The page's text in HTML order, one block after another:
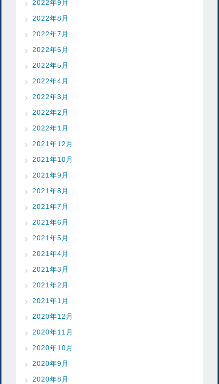
2022年9月
2022年8月
2022年7月
2022年6月
2022年5月
2022年4月
2022年3月
2022年2月
2022年1月
2021年12月
2021年10月
2021年9月
2021年8月
2021年7月
2021年6月
2021年5月
2021年4月
2021年3月
2021年2月
2021年1月
2020年12月
2020年11月
2020年10月
2020年9月
2020年8月